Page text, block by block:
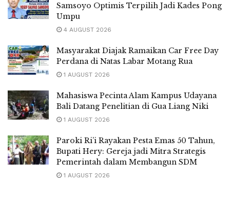
Samsoyo Optimis Terpilih Jadi Kades Pong
Umpu
4 AUGUST 2026
Masyarakat Diajak Ramaikan Car Free Day
Perdana di Natas Labar Motang Rua
1 AUGUST 2026
Mahasiswa Pecinta Alam Kampus Udayana
Bali Datang Penelitian di Gua Liang Niki
1 AUGUST 2026
Paroki Ri’i Rayakan Pesta Emas 50 Tahun,
Bupati Hery: Gereja jadi Mitra Strategis
Pemerintah dalam Membangun SDM
1 AUGUST 2026